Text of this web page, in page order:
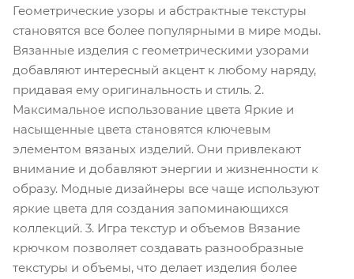
Геометрические узоры и абстрактные текстуры
становятся все более популярными в мире моды.
Вязанные изделия с геометрическими узорами
добавляют интересный акцент к любому наряду,
придавая ему оригинальность и стиль. 2.
Максимальное использование цвета Яркие и
насыщенные цвета становятся ключевым
элементом вязаных изделий. Они привлекают
внимание и добавляют энергии и жизненности к
образу. Модные дизайнеры все чаще используют
яркие цвета для создания запоминающихся
коллекций. 3. Игра текстур и объемов Вязание
крючком позволяет создавать разнообразные
текстуры и объемы, что делает изделия более